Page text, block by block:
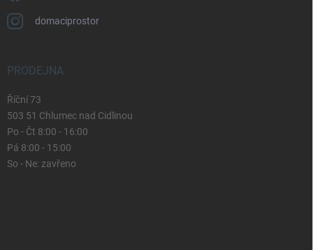
domaciprostor
PRODEJNA
Říční 73
503 51 Chlumec nad Cidlinou
Po - Čt 8:00 - 16:00
Pá 8:00 - 15:00
So - Ne: zavřeno